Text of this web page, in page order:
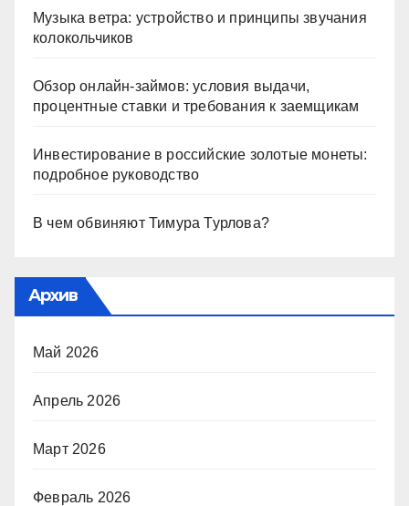
Музыка ветра: устройство и принципы звучания
колокольчиков
Обзор онлайн-займов: условия выдачи,
процентные ставки и требования к заемщикам
Инвестирование в российские золотые монеты:
подробное руководство
В чем обвиняют Тимура Турлова?
Архив
Май 2026
Апрель 2026
Март 2026
Февраль 2026